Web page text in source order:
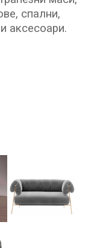
спални,
аксесоари.